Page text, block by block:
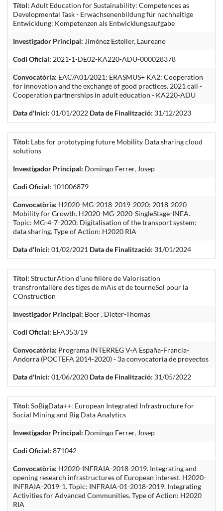
Títol: Adult Education for Sustainability: Competences as
Developmental Task - Erwachsenenbildung für nachhaltige
Entwicklung: Kompetenzen als Entwicklungsaufgabe
Investigador Principal: Jiménez Esteller, Laureano
Codi Oficial: 2021-1-DE02-KA220-ADU-000028378
Convocatòria: EAC/A01/2021: ERASMUS+ KA2: Cooperation
for innovation and the exchange of good practices. 2021 call -
Cooperation partnerships in adult education - KA220-ADU
Data d'Inici: 01/01/2022 Data de Finalització: 31/12/2023
Títol: Labs for prototyping future Mobility Data sharing cloud
solutions
Investigador Principal: Domingo Ferrer, Josep
Codi Oficial: 101006879
Convocatòria: H2020-MG-2018-2019-2020: 2018-2020
Mobility for Growth. H2020-MG-2020-SingleStage-INEA.
Topic: MG-4-7-2020: Digitalisation of the transport system:
data sharing. Type of Action: H2020 RIA
Data d'Inici: 01/02/2021 Data de Finalització: 31/01/2024
Títol: StructurAtion d'une filière de Valorisation
transfrontalière des tiges de mAïs et de tourneSol pour la
COnstruction
Investigador Principal: Boer , Dieter-Thomas
Codi Oficial: EFA353/19
Convocatòria: Programa INTERREG V-A España-Francia-
Andorra (POCTEFA 2014-2020) - 3a convocatoria de proyectos
Data d'Inici: 01/06/2020 Data de Finalització: 31/05/2022
Títol: SoBigData++: European Integrated Infrastructure for
Social Mining and Big Data Analytics
Investigador Principal: Domingo Ferrer, Josep
Codi Oficial: 871042
Convocatòria: H2020-INFRAIA-2018-2019. Integrating and
opening research infrastructures of European interest. H2020-
INFRAIA-2019-1. Topic: INFRAIA-01-2018-2019. Integrating
Activities for Advanced Communities. Type of Action: H2020
RIA